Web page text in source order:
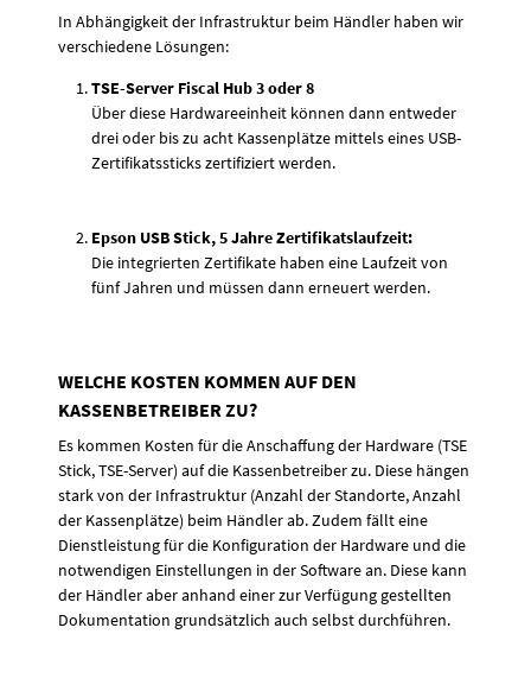
In Abhängigkeit der Infrastruktur beim Händler haben wir
verschiedene Lösungen:
TSE-Server Fiscal Hub 3 oder 8
Über diese Hardwareeinheit können dann entweder
drei oder bis zu acht Kassenplätze mittels eines USB-
Zertifikatssticks zertifiziert werden.
Epson USB Stick, 5 Jahre Zertifikatslaufzeit:
Die integrierten Zertifikate haben eine Laufzeit von
fünf Jahren und müssen dann erneuert werden.
WELCHE KOSTEN KOMMEN AUF DEN
KASSENBETREIBER ZU?
Es kommen Kosten für die Anschaffung der Hardware (TSE
Stick, TSE-Server) auf die Kassenbetreiber zu. Diese hängen
stark von der Infrastruktur (Anzahl der Standorte, Anzahl
der Kassenplätze) beim Händler ab. Zudem fällt eine
Dienstleistung für die Konfiguration der Hardware und die
notwendigen Einstellungen in der Software an. Diese kann
der Händler aber anhand einer zur Verfügung gestellten
Dokumentation grundsätzlich auch selbst durchführen.